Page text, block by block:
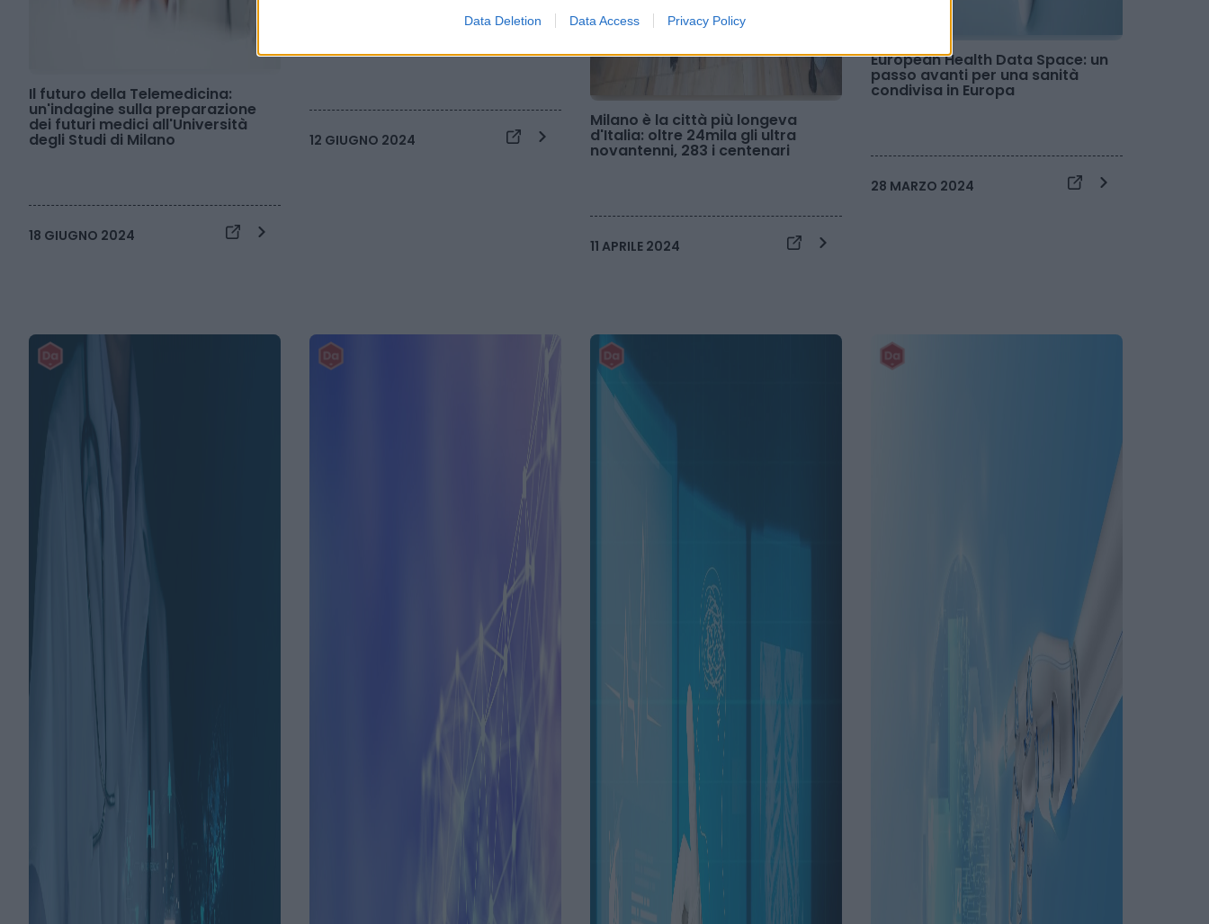
Data Deletion Data Access Privacy Policy
Il futuro della Telemedicina:
un'indagine sulla preparazione
dei futuri medici all'Università
degli Studi di Milano
18 GIUGNO 2024
Telecardiologia pediatrica:
facilitare l'integrazione tra servizi
12 GIUGNO 2024
Milano è la città più longeva
d'Italia: oltre 24mila gli ultra
novantenni, 283 i centenari
11 APRILE 2024
European Health Data Space: un
passo avanti per una sanità
condivisa in Europa
28 MARZO 2024